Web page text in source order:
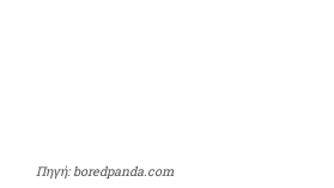
Πηγή: boredpanda.com